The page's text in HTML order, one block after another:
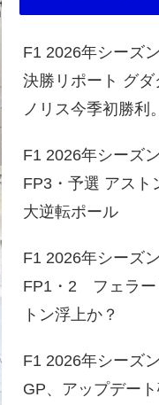
F1 2026年シーズ
決勝リポート グダ
ノリス今季初勝利。
F1 2026年シーズ
FP3・予選 アスト
大逆転ポール
F1 2026年シーズ
FP1・2 フェラー
トン浮上か？
F1 2026年シーズ
GP、アップデート